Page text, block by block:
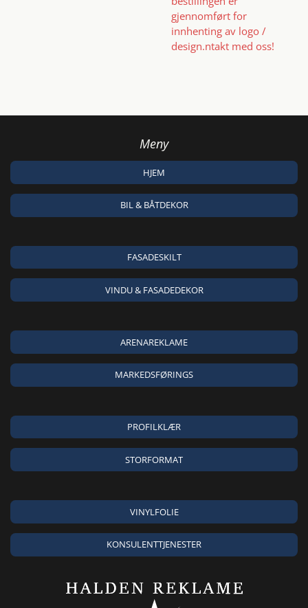
gjennomført for
innhenting av logo /
design.ntakt med oss!
Meny
HJEM
BIL & BÅTDEKOR
FASADESKILT
VINDU & FASADEDEKOR
ARENAREKLAME
MARKEDSFØRINGS
PROFILKLÆR
STORFORMAT
VINYLFOLIE
KONSULENTTJENESTER